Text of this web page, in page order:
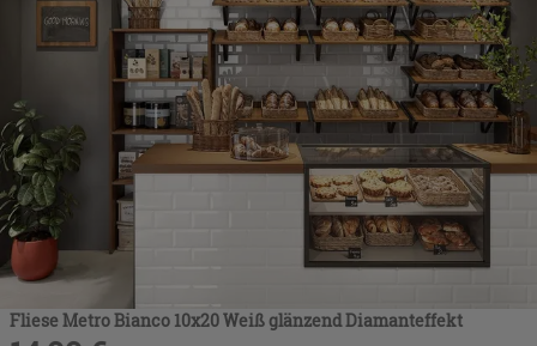
Fliese Metro Bianco 10x20 Weiß glänzend Diamanteffekt